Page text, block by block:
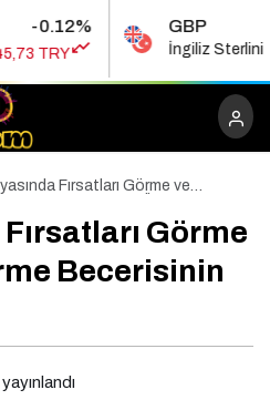
GBP
İngiliz Sterlini 53,45
Fırsatları Görme ve
Görme
Becerisinin
Kartlarında Daha Fazla